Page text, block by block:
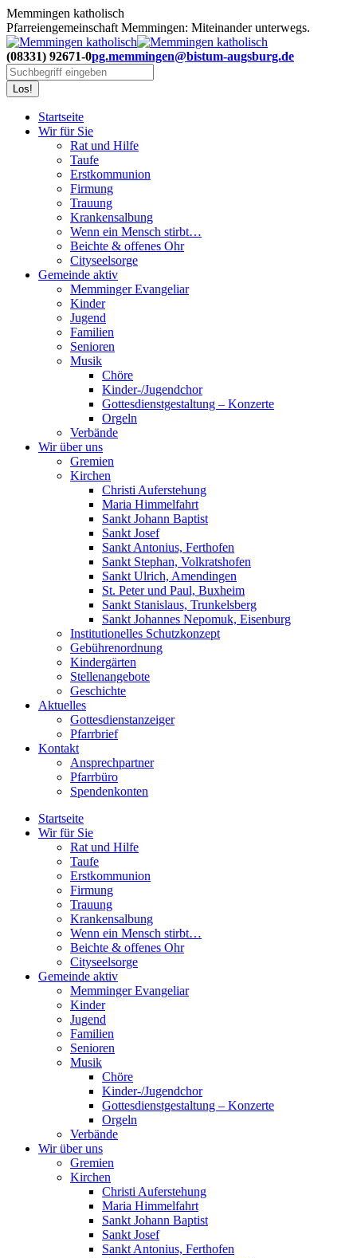
Zum
Inhalt
springen
Memmingen katholisch
Pfarreiengemeinschaft Memmingen: Miteinander unterwegs.
(08331) 92671-0pg.memmingen@bistum-augsburg.de
Search:
Startseite
Wir für Sie
Rat und Hilfe
Taufe
Erstkommunion
Firmung
Trauung
Krankensalbung
Wenn ein Mensch stirbt…
Beichte & offenes Ohr
Cityseelsorge
Gemeinde aktiv
Memminger Evangeliar
Kinder
Jugend
Familien
Senioren
Musik
Chöre
Kinder-/Jugendchor
Gottesdienstgestaltung – Konzerte
Orgeln
Verbände
Wir über uns
Gremien
Kirchen
Christi Auferstehung
Maria Himmelfahrt
Sankt Johann Baptist
Sankt Josef
Sankt Antonius, Ferthofen
Sankt Stephan, Volkratshofen
Sankt Ulrich, Amendingen
St. Peter und Paul, Buxheim
Sankt Stanislaus, Trunkelsberg
Sankt Johannes Nepomuk, Eisenburg
Institutionelles Schutzkonzept
Gebührenordnung
Kindergärten
Stellenangebote
Geschichte
Aktuelles
Gottesdienstanzeiger
Pfarrbrief
Kontakt
Ansprechpartner
Pfarrbüro
Spendenkonten
Startseite
Wir für Sie
Rat und Hilfe
Taufe
Erstkommunion
Firmung
Trauung
Krankensalbung
Wenn ein Mensch stirbt…
Beichte & offenes Ohr
Cityseelsorge
Gemeinde aktiv
Memminger Evangeliar
Kinder
Jugend
Familien
Senioren
Musik
Chöre
Kinder-/Jugendchor
Gottesdienstgestaltung – Konzerte
Orgeln
Verbände
Wir über uns
Gremien
Kirchen
Christi Auferstehung
Maria Himmelfahrt
Sankt Johann Baptist
Sankt Josef
Sankt Antonius, Ferthofen